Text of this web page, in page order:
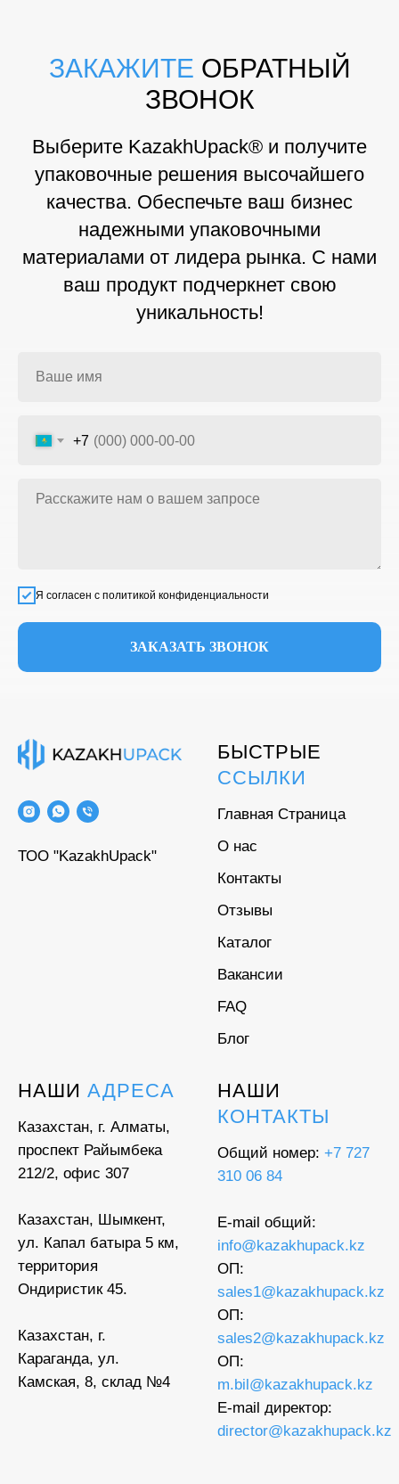
ЗАКАЖИТЕ ОБРАТНЫЙ
ЗВОНОК
Выберите KazakhUpack® и получите
упаковочные решения высочайшего
качества. Обеспечьте ваш бизнес
надежными упаковочными
материалами от лидера рынка. С нами
ваш продукт подчеркнет свою
уникальность!
+7
Я согласен с политикой конфиденциальности
ЗАКАЗАТЬ ЗВОНОК
ТОО "KazakhUpack"
БЫСТРЫЕ
ССЫЛКИ
Главная Страница
О нас
Контакты
Отзывы
Каталог
Вакансии
FAQ
Блог
НАШИ АДРЕСА
Казахстан, г. Алматы,
проспект Райымбека
212/2, офис 307
Казахстан, Шымкент,
ул. Капал батыра 5 км,
территория
Ондиристик 45.
Казахстан, г.
Караганда, ул.
Камская, 8, склад №4
НАШИ
КОНТАКТЫ
Общий номер: +7 727
310 06 84
E-mail общий:
info@kazakhupack.kz
ОП:
sales1@kazakhupack.kz
ОП:
sales2@kazakhupack.kz
ОП:
m.bil@kazakhupack.kz
E-mail директор:
director@kazakhupack.kz